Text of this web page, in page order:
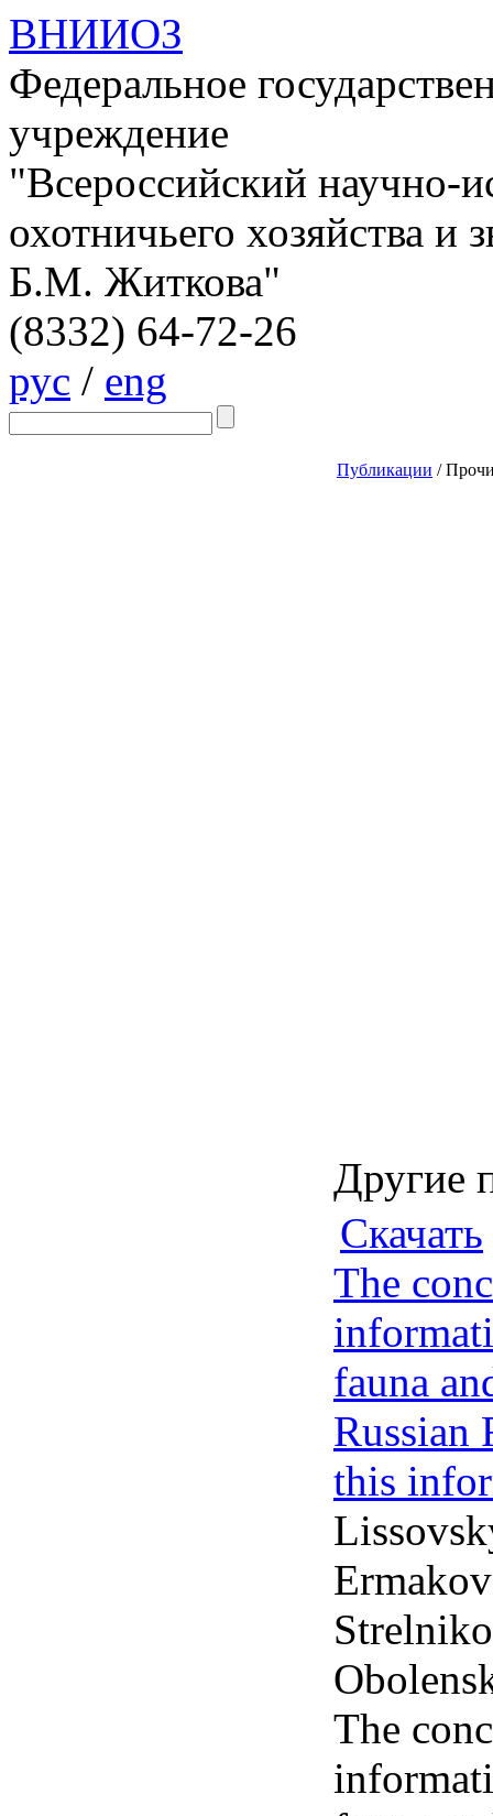
ВНИИОЗ
Федеральное
учреждение
"Всероссийский научно-
охотничьего хозяйства и
Б.М. Житкова"
(8332) 64-72-26
рус / eng
Публикации /
Другие
Скачать
The
fauna
Russian
this
The